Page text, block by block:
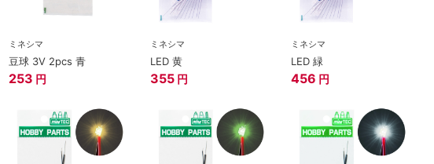
ミネシマ
豆球 3V 2pcs 青
253 円
ミネシマ
LED 黄
355 円
ミネシマ
LED 緑
456 円